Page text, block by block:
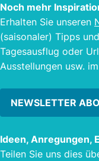
von
Bedürfnisse
Noch mehr
Erhalten Sie unseren
(saisonaler) Tipps
Tagesausflug oder
Ausstellungen usw.
NEWSLETTER
Ideen, Anregungen,
Teilen Sie uns dies